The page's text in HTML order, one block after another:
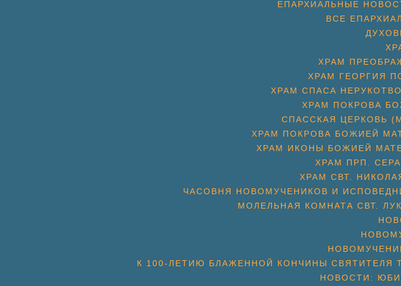
ЕПАРХИАЛЬНЫЕ
ВСЕ
ХРАМ
ХРАМ ГЕОРГИЯ
ХРАМ СПАСА
ХРАМ ПОКРОВА
СПАССКАЯ ЦЕРКОВЬ
ХРАМ ПОКРОВА БОЖИЕЙ
ХРАМ ИКОНЫ БОЖИЕЙ
ХРАМ ПРП.
ХРАМ СВТ.
ЧАСОВНЯ НОВОМУЧЕНИКОВ И
МОЛЕЛЬНАЯ КОМНАТА СВТ.
К 100-ЛЕТИЮ БЛАЖЕННОЙ КОНЧИНЫ СВЯТИТЕЛЯ
НОВОСТИ: